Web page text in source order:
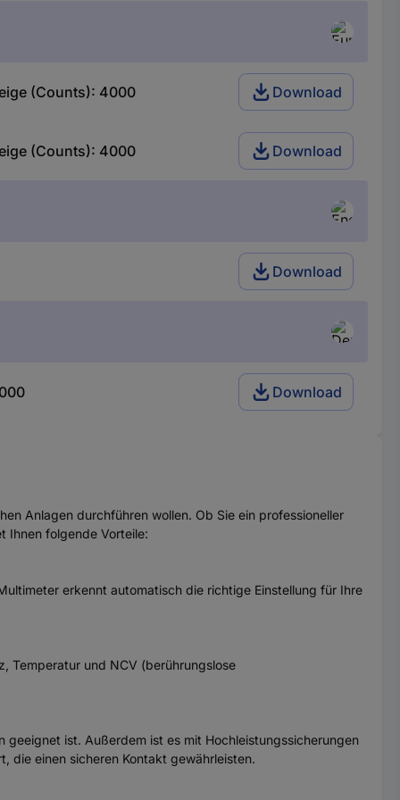
(Counts): 4000 Download
(Counts): 4000 Download
Download
Download
Anlagen durchführen wollen. Ob Sie ein professioneller
Ihnen folgende Vorteile:
erkennt automatisch die richtige Einstellung für Ihre
Temperatur und NCV (berührungslose
ist. Außerdem ist es mit Hochleistungssicherungen
die einen sicheren Kontakt gewährleisten.